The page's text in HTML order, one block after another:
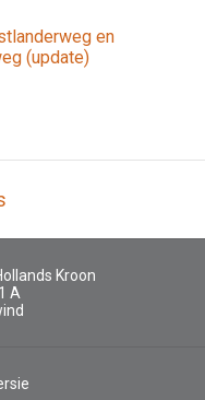
en
(update)
Kroon
A